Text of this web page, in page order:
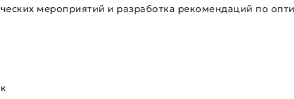
мероприятий и разработка рекомендаций по